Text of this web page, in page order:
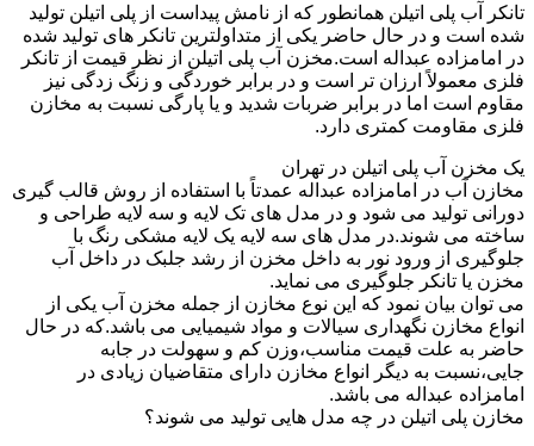
تانکر آب پلی اتیلن همانطور که از نامش پیداست از پلی اتیلن تولید
شده است و در حال حاضر یکی از متداولترین تانکر های تولید شده
در امامزاده عبداله است.مخزن آب پلی اتیلن از نظر قیمت از تانکر
فلزی معمولاً ارزان تر است و در برابر خوردگی و زنگ زدگی نیز
مقاوم است اما در برابر ضربات شدید و یا پارگی نسبت به مخازن
فلزی مقاومت کمتری دارد.
یک مخزن آب پلی اتیلن در تهران
مخازن آب در امامزاده عبداله عمدتاً با استفاده از روش قالب گیری
دورانی تولید می شود و در مدل های تک لایه و سه لایه طراحی و
ساخته می شوند.در مدل های سه لایه یک لایه مشکی رنگ با
جلوگیری از ورود نور به داخل مخزن از رشد جلبک در داخل آب
مخزن یا تانکر جلوگیری می نماید.
می توان بیان نمود که این نوع مخازن از جمله مخزن آب یکی از
انواع مخازن نگهداری سیالات و مواد شیمیایی می باشد.که در حال
حاضر به علت قیمت مناسب،وزن کم و سهولت در جابه
جایی،نسبت به دیگر انواع مخازن دارای متقاضیان زیادی در
امامزاده عبداله می باشد.
مخازن پلی اتیلن در چه مدل هایی تولید می شوند؟